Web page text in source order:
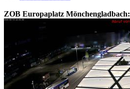
ZOB Europaplatz Mönchengladbach: